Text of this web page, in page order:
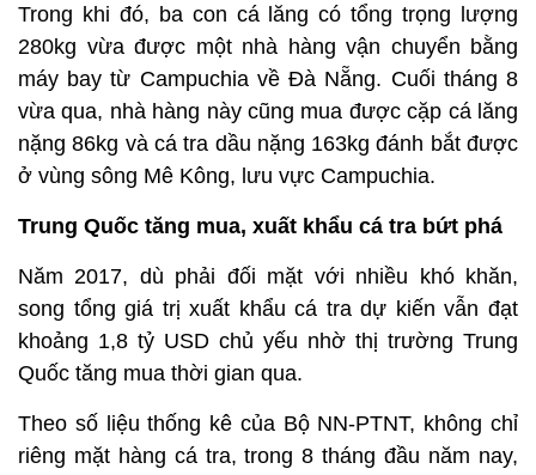
Trong khi đó, ba con cá lăng có tổng trọng lượng
280kg vừa được một nhà hàng vận chuyển bằng
máy bay từ Campuchia về Đà Nẵng. Cuối tháng 8
vừa qua, nhà hàng này cũng mua được cặp cá lăng
nặng 86kg và cá tra dầu nặng 163kg đánh bắt được
ở vùng sông Mê Kông, lưu vực Campuchia.
Trung Quốc tăng mua, xuất khẩu cá tra bứt phá
Năm 2017, dù phải đối mặt với nhiều khó khăn,
song tổng giá trị xuất khẩu cá tra dự kiến vẫn đạt
khoảng 1,8 tỷ USD chủ yếu nhờ thị trường Trung
Quốc tăng mua thời gian qua.
Theo số liệu thống kê của Bộ NN-PTNT, không chỉ
riêng mặt hàng cá tra, trong 8 tháng đầu năm nay,